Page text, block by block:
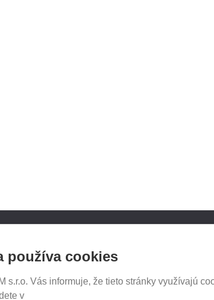
Thule
e-shopu
používa cookies
s.r.o. Vás informuje, že tieto stránky využívajú
v